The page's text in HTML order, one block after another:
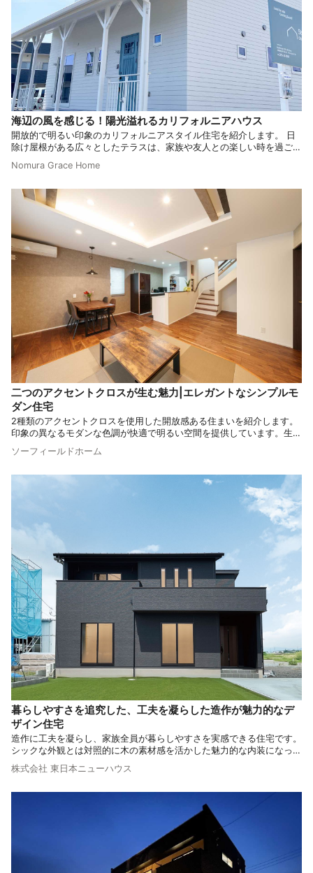
海辺の風を感じる！陽光溢れるカリフォルニアハウス
開放的で明るい印象のカリフォルニアスタイル住宅を紹介します。 日
除け屋根がある広々としたテラスは、家族や友人との楽しい時を過ごす
のに理想的な空間で、アウトドアやマリンスポーツなどの趣味を楽しむ
お住まいに最適です。
Nomura Grace Home
二つのアクセントクロスが生む魅力|エレガントなシンプルモ
ダン住宅
2種類のアクセントクロスを使用した開放感ある住まいを紹介します。
印象の異なるモダンな色調が快適で明るい空間を提供しています。生活
い。
ソーフィールドホーム
暮らしやすさを追究した、工夫を凝らした造作が魅力的なデ
ザイン住宅
造作に工夫を凝らし、家族全員が暮らしやすさを実感できる住宅です。
シックな外観とは対照的に木の素材感を活かした魅力的な内装になって
います。 快適さとデザイン性を兼ね備えた、そんな住まいを紹介しま
す。
株式会社 東日本ニューハウス